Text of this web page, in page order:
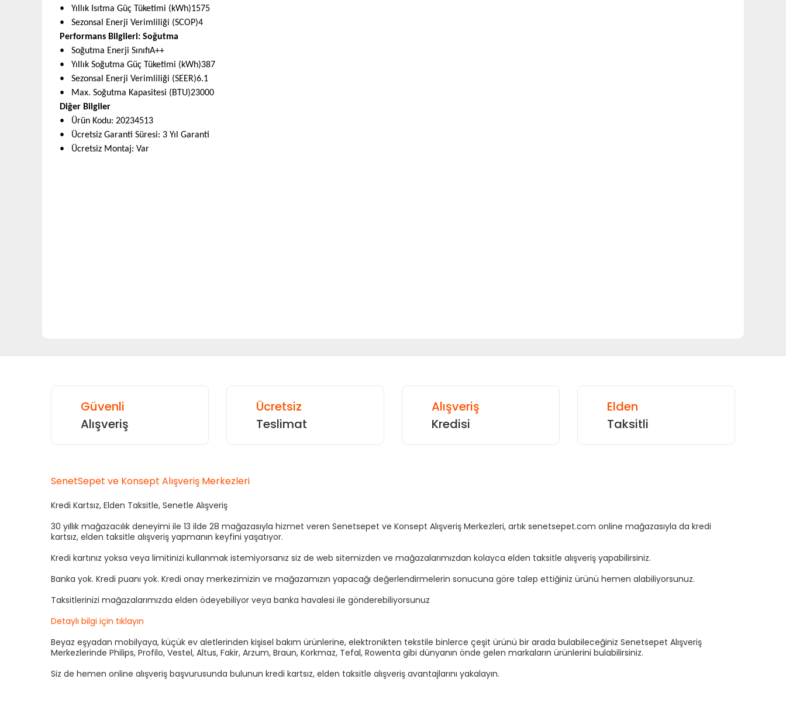
• Yıllık Isıtma Güç Tüketimi (kWh)1575
• Sezonsal Enerji Verimliliği (SCOP)4
Performans Bilgileri: Soğutma
• Soğutma Enerji SınıfıA++
• Yıllık Soğutma Güç Tüketimi (kWh)387
• Sezonsal Enerji Verimliliği (SEER)6.1
• Max. Soğutma Kapasitesi (BTU)23000
Diğer Bilgiler
• Ürün Kodu: 20234513
• Ücretsiz Garanti Süresi: 3 Yıl Garanti
• Ücretsiz Montaj: Var
Güvenli
Alışveriş
Ücretsiz
Teslimat
Alışveriş
Kredisi
Elden
Taksitli
SenetSepet ve Konsept Alışveriş Merkezleri
Kredi Kartsız, Elden Taksitle, Senetle Alışveriş
30 yıllık mağazacılık deneyimi ile 13 ilde 28 mağazasıyla hizmet veren Senetsepet ve Konsept Alışveriş Merkezleri, artık senetsepet.com online mağazasıyla da kredi
kartsız, elden taksitle alışveriş yapmanın keyfini yaşatıyor.
Kredi kartınız yoksa veya limitinizi kullanmak istemiyorsanız siz de web sitemizden ve mağazalarımızdan kolayca elden taksitle alışveriş yapabilirsiniz.
Banka yok. Kredi puanı yok. Kredi onay merkezimizin ve mağazamızın yapacağı değerlendirmelerin sonucuna göre talep ettiğiniz ürünü hemen alabiliyorsunuz.
Taksitlerinizi mağazalarımızda elden ödeyebiliyor veya banka havalesi ile gönderebiliyorsunuz
Detaylı bilgi için tıklayın
Beyaz eşyadan mobilyaya, küçük ev aletlerinden kişisel bakım ürünlerine, elektronikten tekstile binlerce çeşit ürünü bir arada bulabileceğiniz Senetsepet Alışveriş
Merkezlerinde Philips, Profilo, Vestel, Altus, Fakir, Arzum, Braun, Korkmaz, Tefal, Rowenta gibi dünyanın önde gelen markaların ürünlerini bulabilirsiniz.
Siz de hemen online alışveriş başvurusunda bulunun kredi kartsız, elden taksitle alışveriş avantajlarını yakalayın.